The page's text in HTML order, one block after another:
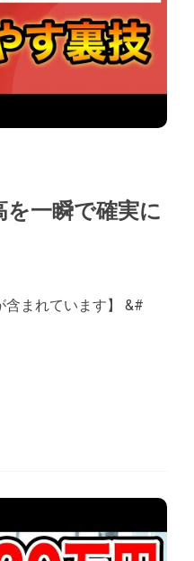
を一瞬で確実に
含まれています】 &#